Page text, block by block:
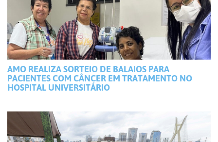
AMO REALIZA SORTEIO DE BALAIOS PARA
PACIENTES COM CÂNCER EM TRATAMENTO NO
HOSPITAL UNIVERSITÁRIO